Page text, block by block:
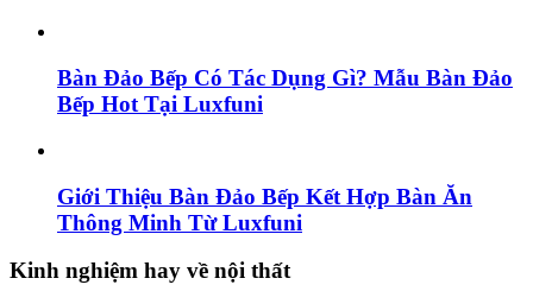
Bàn Đảo Bếp Có Tác Dụng Gì? Mẫu Bàn Đảo
Bếp Hot Tại Luxfuni
Giới Thiệu Bàn Đảo Bếp Kết Hợp Bàn Ăn
Thông Minh Từ Luxfuni
Kinh nghiệm hay về nội thất